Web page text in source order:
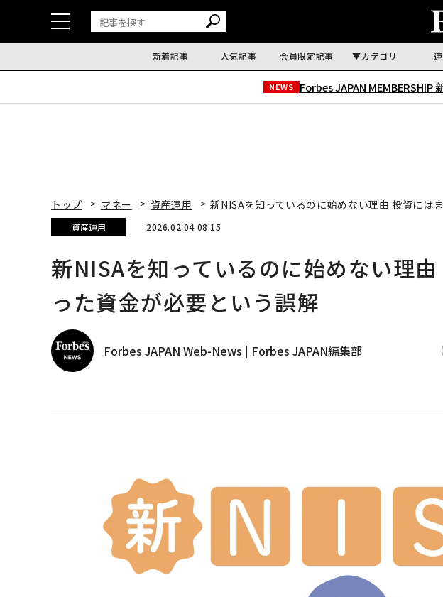
新着記事 人気記事 会員限定記事 カテゴリ
NEWS Forbes JAPAN MEMBERSHIP
トップ マネー 資産運用 新NISAを知っているのに始めない理由 投資には
資産運用 2026.02.04 08:15
新NISAを知っているのに始めない理
った資金が必要という誤解
Forbes JAPAN Web-News | Forbes JAPAN編集部